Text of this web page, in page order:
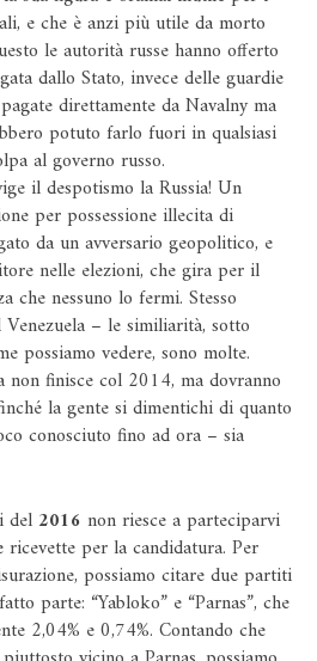
e che è anzi più utile da morto
le autorità russe hanno offerto
dallo Stato, invece delle guardie
direttamente da Navalny ma
potuto farlo fuori in qualsiasi
al governo russo.
il despotismo la Russia! Un
per possessione illecita di
da un avversario geopolitico, e
nelle elezioni, che gira per il
che nessuno lo fermi. Stesso
– le similiarità, sotto
possiamo vedere, sono molte.
finisce col 2014, ma dovranno
la gente si dimentichi di quanto
conosciuto fino ad ora – sia
del 2016 non riesce a parteciparvi
per la candidatura. Per
possiamo citare due partiti
parte: “Yabloko” e “Parnas”, che
2,04% e 0,74%. Contando che